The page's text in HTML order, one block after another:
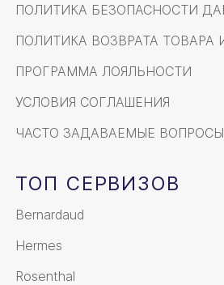
ПОЛИТИКА БЕЗОПАСНОСТИ
ПОЛИТИКА ВОЗВРАТА ТОВАРА
ПРОГРАММА ЛОЯЛЬНОСТИ
УСЛОВИЯ СОГЛАШЕНИЯ
ЧАСТО ЗАДАВАЕМЫЕ ВОПРОСЫ
ТОП СЕРВИЗОВ
Bernardaud
Hermes
Rosenthal